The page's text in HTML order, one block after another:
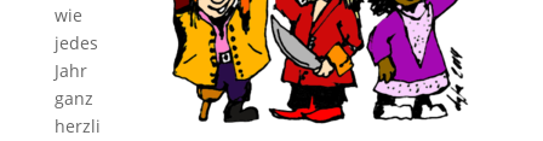
wie
jedes
Jahr
ganz
herzli